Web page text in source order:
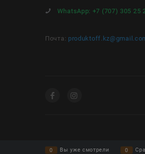
WhatsApp: +7 (707) 305 25
Почта:
0 Вы уже смотрели 0